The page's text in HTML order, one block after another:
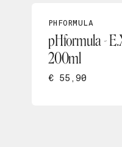
PHFORMULA
pHformula -
200ml
€ 55,90